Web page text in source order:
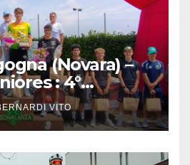
(Novara) –
: 4°
Fallarini al
Paolo
Guerrini –
VITO